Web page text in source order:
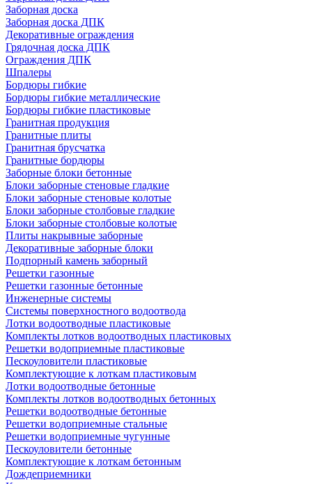
Заборная доска
Заборная доска ДПК
Декоративные ограждения
Грядочная доска ДПК
Ограждения ДПК
Шпалеры
Бордюры гибкие
Бордюры гибкие металлические
Бордюры гибкие пластиковые
Гранитная продукция
Гранитные плиты
Гранитная брусчатка
Гранитные бордюры
Заборные блоки бетонные
Блоки заборные стеновые гладкие
Блоки заборные стеновые колотые
Блоки заборные столбовые гладкие
Блоки заборные столбовые колотые
Плиты накрывные заборные
Декоративные заборные блоки
Подпорный камень заборный
Решетки газонные
Решетки газонные бетонные
Инженерные системы
Системы поверхностного водоотвода
Лотки водоотводные пластиковые
Комплекты лотков водоотводных пластиковых
Решетки водоприемные пластиковые
Пескоуловители пластиковые
Комплектующие к лоткам пластиковым
Лотки водоотводные бетонные
Комплекты лотков водоотводных бетонных
Решетки водоотводные бетонные
Решетки водоприемные стальные
Решетки водоприемные чугунные
Пескоуловители бетонные
Комплектующие к лоткам бетонным
Дождеприемники